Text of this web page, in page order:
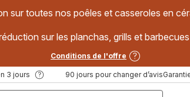
sur toutes nos poêles et casseroles en
sur les planchas, grills et
Conditions de l'offre
3 jours 90 jours pour changer d’avis